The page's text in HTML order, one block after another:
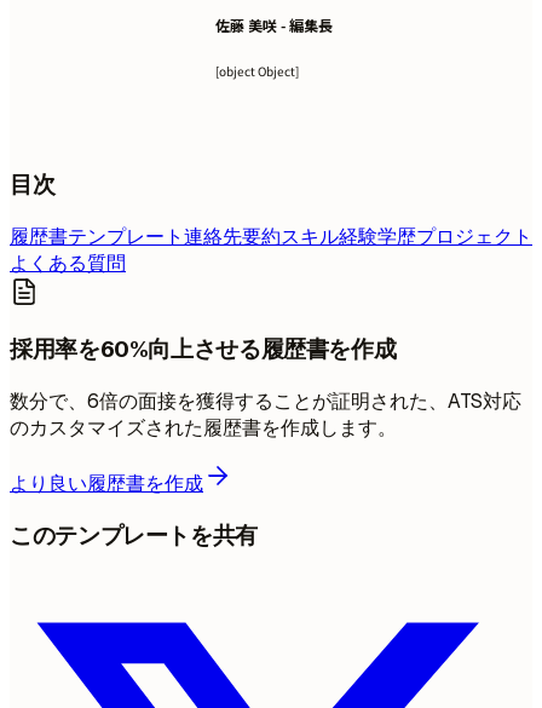
佐藤 美咲 - 編集長
[object Object]
目次
履歴書テンプレート連絡先要約スキル経験学歴プロジェクト
よくある質問
採用率を60%向上させる履歴書を作成
数分で、6倍の面接を獲得することが証明された、ATS対応
のカスタマイズされた履歴書を作成します。
より良い履歴書を作成
このテンプレートを共有